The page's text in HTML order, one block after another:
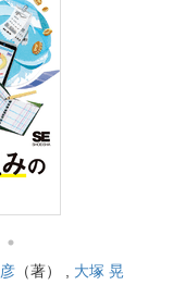
（著） , 大塚 晃